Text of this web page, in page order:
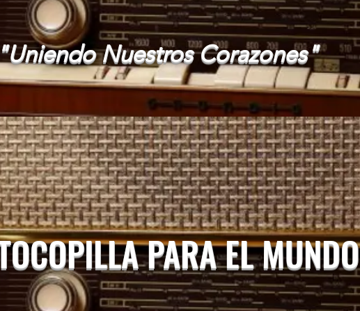
Nuestros Corazones"
PARA EL MUNDO